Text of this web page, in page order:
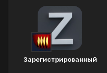
Зарегистрированный